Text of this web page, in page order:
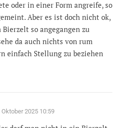
oder in einer Form angreife, so
Aber es ist doch nicht ok,
so angegangen zu
da auch nichts von rum
einfach Stellung zu beziehen
Oktober 2025 10:59